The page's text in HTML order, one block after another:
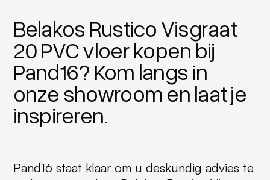
Belakos Rustico Visgraat
20 PVC vloer kopen bij
Pand16? Kom langs in
onze showroom en laat je
inspireren.
Pand16 staat klaar om u deskundig advies te